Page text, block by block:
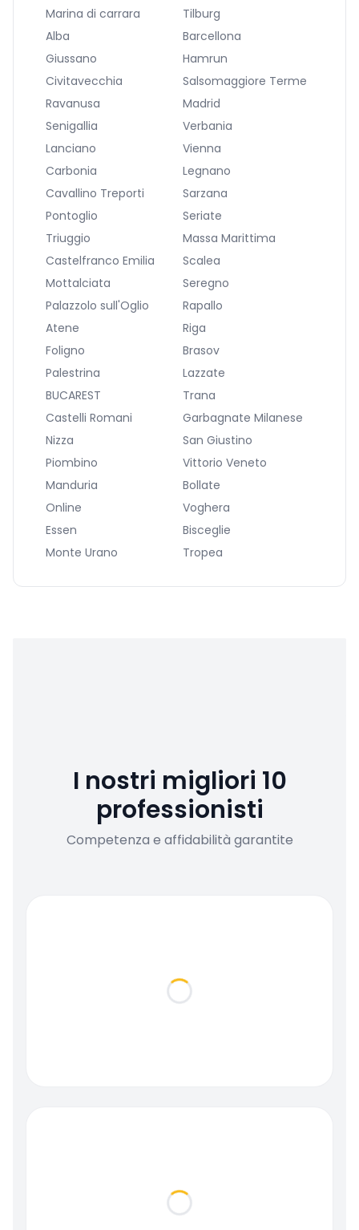
Marina di carrara
Tilburg
Alba
Barcellona
Giussano
Hamrun
Civitavecchia
Salsomaggiore Terme
Ravanusa
Madrid
Senigallia
Verbania
Lanciano
Vienna
Carbonia
Legnano
Cavallino Treporti
Sarzana
Pontoglio
Seriate
Triuggio
Massa Marittima
Castelfranco Emilia
Scalea
Mottalciata
Seregno
Palazzolo sull'Oglio
Rapallo
Atene
Riga
Foligno
Brasov
Palestrina
Lazzate
BUCAREST
Trana
Castelli Romani
Garbagnate Milanese
Nizza
San Giustino
Piombino
Vittorio Veneto
Manduria
Bollate
Online
Voghera
Essen
Bisceglie
Monte Urano
Tropea
I nostri migliori 10
professionisti
Competenza e affidabilità garantite
Loading...
Loading...